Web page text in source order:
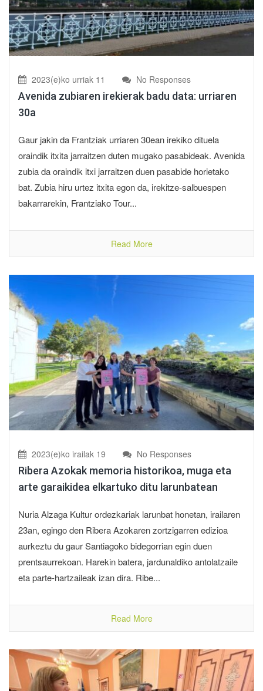
2023(e)ko urriak 11 No Responses
Avenida zubiaren irekierak badu data: urriaren
30a
Gaur jakin da Frantziak urriaren 30ean irekiko dituela
oraindik itxita jarraitzen duten mugako pasabideak. Avenida
zubia da oraindik itxi jarraitzen duen pasabide horietako
bat. Zubia hiru urtez itxita egon da, irekitze-salbuespen
bakarrarekin, Frantziako Tour...
Read More
2023(e)ko irailak 19 No Responses
Ribera Azokak memoria historikoa, muga eta
arte garaikidea elkartuko ditu larunbatean
Nuria Alzaga Kultur ordezkariak larunbat honetan, irailaren
23an, egingo den Ribera Azokaren zortzigarren edizioa
aurkeztu du gaur Santiagoko bidegorrian egin duen
prentsaurrekoan. Harekin batera, jardunaldiko antolatzaile
eta parte-hartzaileak izan dira. Ribe...
Read More